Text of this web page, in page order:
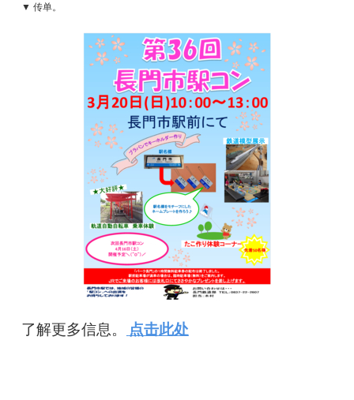
▼ 传单。
了解更多信息。 点击此处